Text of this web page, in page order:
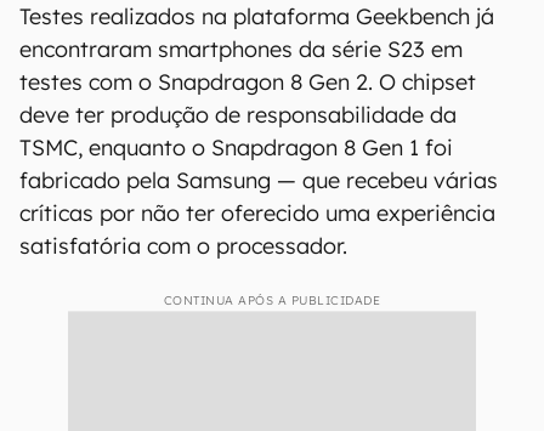
Testes realizados na plataforma Geekbench já
encontraram smartphones da série S23 em
testes com o Snapdragon 8 Gen 2. O chipset
deve ter produção de responsabilidade da
TSMC, enquanto o Snapdragon 8 Gen 1 foi
fabricado pela Samsung — que recebeu várias
críticas por não ter oferecido uma experiência
satisfatória com o processador.
CONTINUA APÓS A PUBLICIDADE